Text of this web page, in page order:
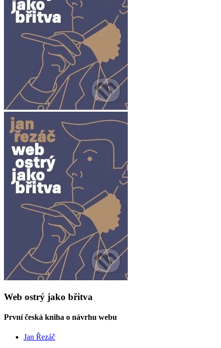
Web ostrý jako břitva
První česká kniha o návrhu webu
Jan Řezáč